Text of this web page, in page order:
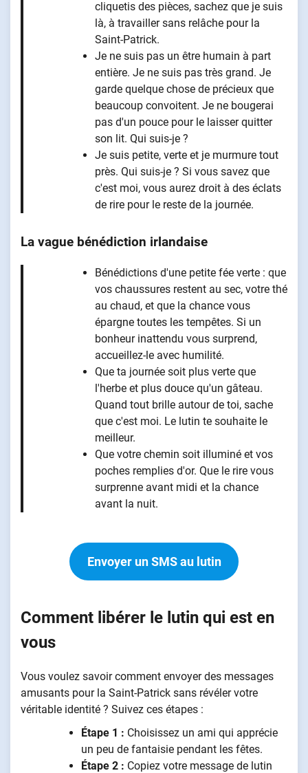
cliquetis des pièces, sachez que je suis
là, à travailler sans relâche pour la
Saint-Patrick.
Je ne suis pas un être humain à part
entière. Je ne suis pas très grand. Je
garde quelque chose de précieux que
beaucoup convoitent. Je ne bougerai
pas d'un pouce pour le laisser quitter
son lit. Qui suis-je ?
Je suis petite, verte et je murmure tout
près. Qui suis-je ? Si vous savez que
c'est moi, vous aurez droit à des éclats
de rire pour le reste de la journée.
La vague bénédiction irlandaise
Bénédictions d'une petite fée verte : que
vos chaussures restent au sec, votre thé
au chaud, et que la chance vous
épargne toutes les tempêtes. Si un
bonheur inattendu vous surprend,
accueillez-le avec humilité.
Que ta journée soit plus verte que
l'herbe et plus douce qu'un gâteau.
Quand tout brille autour de toi, sache
que c'est moi. Le lutin te souhaite le
meilleur.
Que votre chemin soit illuminé et vos
poches remplies d'or. Que le rire vous
surprenne avant midi et la chance
avant la nuit.
Envoyer un SMS au lutin
Comment libérer le lutin qui est en
vous
Vous voulez savoir comment envoyer des messages
amusants pour la Saint-Patrick sans révéler votre
véritable identité ? Suivez ces étapes :
Étape 1 : Choisissez un ami qui apprécie
un peu de fantaisie pendant les fêtes.
Étape 2 : Copiez votre message de lutin